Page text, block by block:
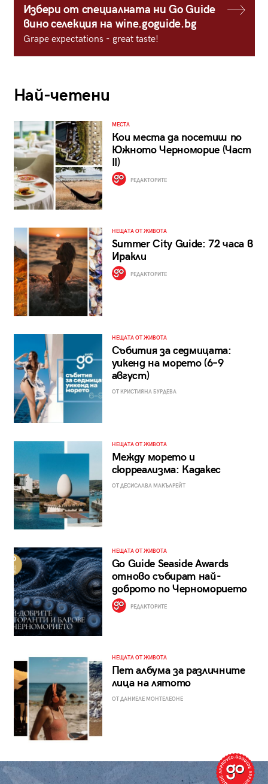
Избери от специалната ни Go Guide
вино селекция на wine.goguide.bg
Grape expectations - great taste!
Най-четени
МЕСТА
Кои места да посетиш по
Южното Черноморие (Част
II)
РЕДАКТОРИТЕ
НЕЩАТА ОТ ЖИВОТА
Summer City Guide: 72 часа в
Иракли
РЕДАКТОРИТЕ
НЕЩАТА ОТ ЖИВОТА
Събития за седмицата:
уикенд на морето (6–9
август)
ОТ КРИСТИЯНА БУРДЕВА
НЕЩАТА ОТ ЖИВОТА
Между морето и
сюрреализма: Кадакес
ОТ ДЕСИСЛАВА МАКЪЛРЕЙТ
НЕЩАТА ОТ ЖИВОТА
Go Guide Seaside Awards
отново събират най-
доброто по Черноморието
РЕДАКТОРИТЕ
НЕЩАТА ОТ ЖИВОТА
Пет албума за различните
лица на лятото
ОТ ДАНИЕЛЕ МОНТЕЛЕОНЕ